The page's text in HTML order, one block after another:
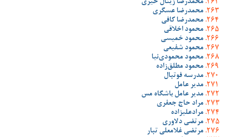
محمدرضا زینال خیری
محمدرضا عسگری
محمدرضا کافی
محمود اخلاقی
محمود خمیسی
محمود شفیعی
محمود محمودی‌نیا
محمود مطلق‌زاده
مدرسه فوتبال
مدیر عامل
مدیر عامل باشگاه مس
مراد حاج جعفری
مرادعلیزاده
مرتضی دلاوری
مرتضی غلامعلی تبار